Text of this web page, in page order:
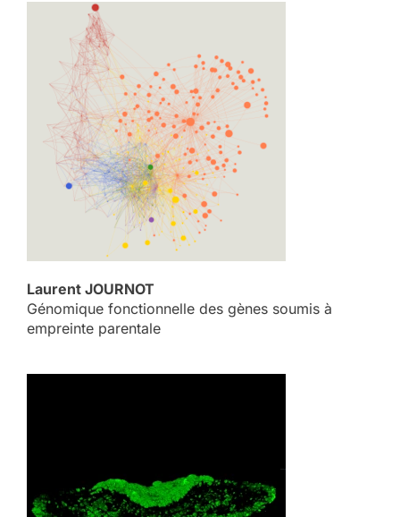
Laurent JOURNOT
Génomique fonctionnelle des gènes soumis à
empreinte parentale